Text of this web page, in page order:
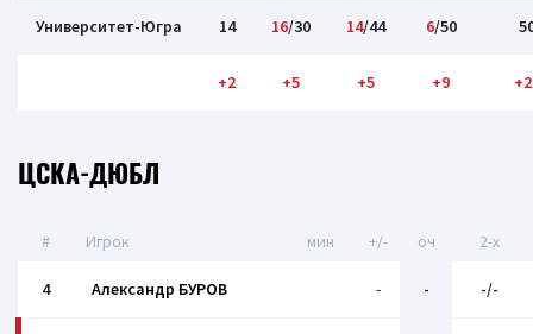
Университет-Югра 14 16/30 14/44 6/50
+2 +5 +5 +9
ЦСКА-ДЮБЛ
# Игрок мин +/- оч 2-x
4 Александр БУРОВ - - -/-